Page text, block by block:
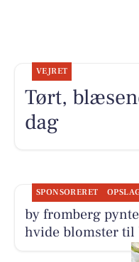
VEJRET
Tørt,
dag
SPONSORERET
by fromberg
hvide blomster